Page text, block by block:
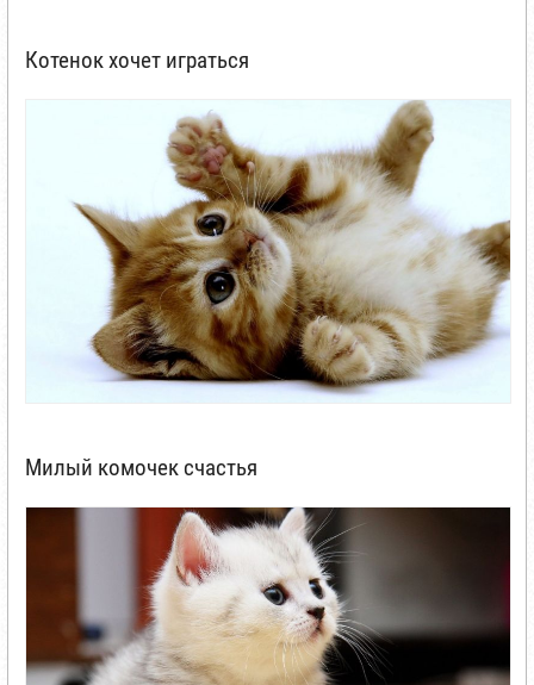
Котенок хочет играться
Милый комочек счастья